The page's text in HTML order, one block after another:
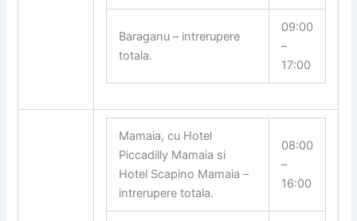
Baraganu – intrerupere
totala.
09:00
–
17:00
Mamaia, cu Hotel
Piccadilly Mamaia si
Hotel Scapino Mamaia –
intrerupere totala.
08:00
–
16:00